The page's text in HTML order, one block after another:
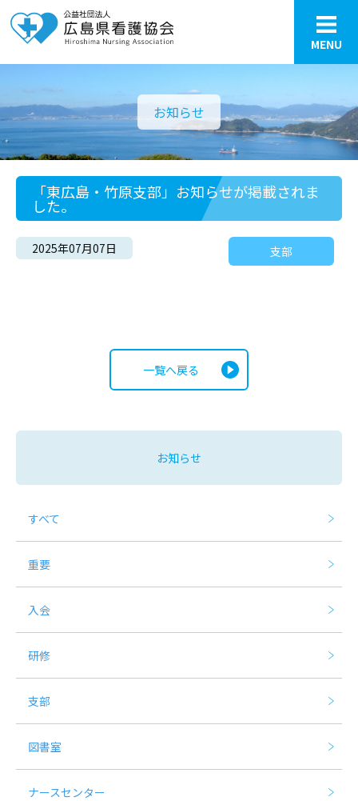
MENU
お知らせ
「東広島・竹原支部」お知らせが掲載されま
した。
2025年07月07日 支部
一覧へ戻る
お知らせ
すべて
重要
入会
研修
支部
図書室
ナースセンター